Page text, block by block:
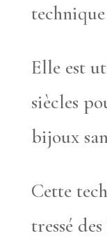
Elle est
siècles
bijoux
Cette
tressé